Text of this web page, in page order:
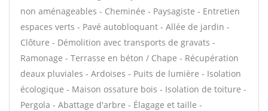
non aménageables - Cheminée - Paysagiste - Entretien
espaces verts - Pavé autobloquant - Allée de jardin -
Clôture - Démolition avec transports de gravats -
Ramonage - Terrasse en béton / Chape - Récupération
deaux pluviales - Ardoises - Puits de lumière - Isolation
écologique - Maison ossature bois - Isolation de toiture -
Pergola - Abattage d'arbre - Élagage et taille -